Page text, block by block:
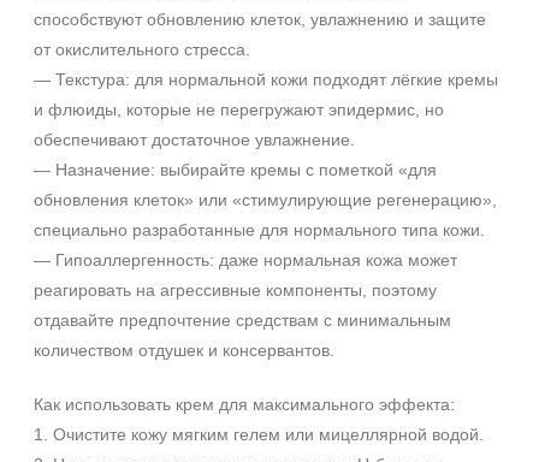
способствуют обновлению клеток, увлажнению и защите
от окислительного стресса.
— Текстура: для нормальной кожи подходят лёгкие кремы
и флюиды, которые не перегружают эпидермис, но
обеспечивают достаточное увлажнение.
— Назначение: выбирайте кремы с пометкой «для
обновления клеток» или «стимулирующие регенерацию»,
специально разработанные для нормального типа кожи.
— Гипоаллергенность: даже нормальная кожа может
реагировать на агрессивные компоненты, поэтому
отдавайте предпочтение средствам с минимальным
количеством отдушек и консервантов.
Как использовать крем для максимального эффекта:
1. Очистите кожу мягким гелем или мицеллярной водой.